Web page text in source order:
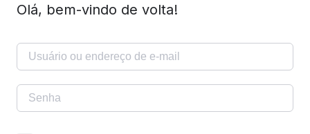
Olá, bem-vindo de volta!